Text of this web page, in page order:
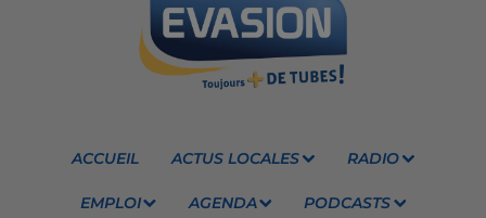
ACCUEIL ACTUS LOCALES RADIO
EMPLOI AGENDA PODCASTS